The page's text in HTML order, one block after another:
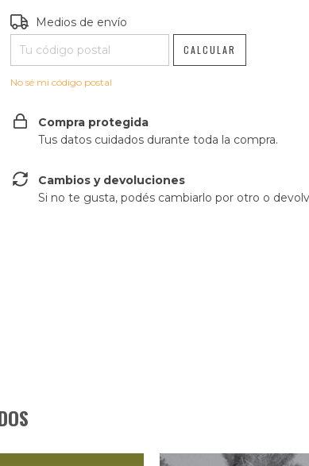
Entregas para el CP:
Medios de envío
CALCULAR
No sé mi código postal
Compra protegida
Tus datos cuidados durante toda la compra.
Cambios y devoluciones
Si no te gusta, podés cambiarlo por otro o